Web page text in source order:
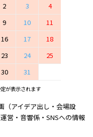
2 3
4
9 10
11
16 17
18
23 24
25
30 31
が表示されます
（アイデア出し・会場設
営・音響係・SNSへの情報